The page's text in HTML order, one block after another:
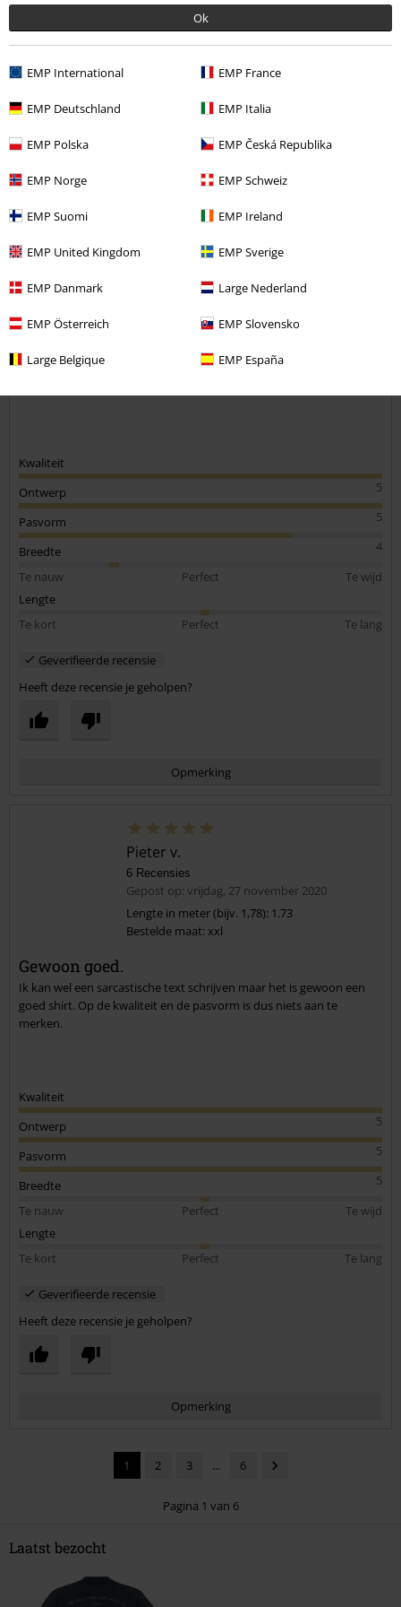
Ok
EMP International EMP France
EMP Deutschland EMP Italia
EMP Polska EMP Česká Republika
EMP Norge EMP Schweiz
EMP Suomi EMP Ireland
EMP United Kingdom EMP Sverige
EMP Danmark Large Nederland
EMP Österreich EMP Slovensko
Large Belgique EMP España
Te kort
Perfect Te lang
Geverifieerde recensie
Heeft deze recensie je geholpen?
Opmerking
9 Recensies
Bestelde maat: L
Leuk tshirt
Beetje aan de strakke kant
Kwaliteit
5
Ontwerp
5
Pasvorm
4
Breedte
Te nauw
Perfect
Te wijd
Lengte
Te kort
Perfect Te lang
Geverifieerde recensie
Heeft deze recensie je geholpen?
Opmerking
Commentaar versturen
Pieter v.
6 Recensies
Gepost op: vrijdag, 27 november 2020
Lengte in meter (bijv. 1,78): 1.73
Bestelde maat: xxl
Gewoon goed.
Ik kan wel een sarcastische text schrijven maar het is gewoon een
goed shirt. Op de kwaliteit en de pasvorm is dus niets aan te
merken.
Kwaliteit
5
Ontwerp
5
Pasvorm
5
Breedte
Te nauw
Perfect
Te wijd
Lengte
Te kort
Perfect Te lang
Geverifieerde recensie
Heeft deze recensie je geholpen?
Opmerking
Commentaar versturen
1 2 3 ... 6
Pagina 1 van 6
Laatst bezocht